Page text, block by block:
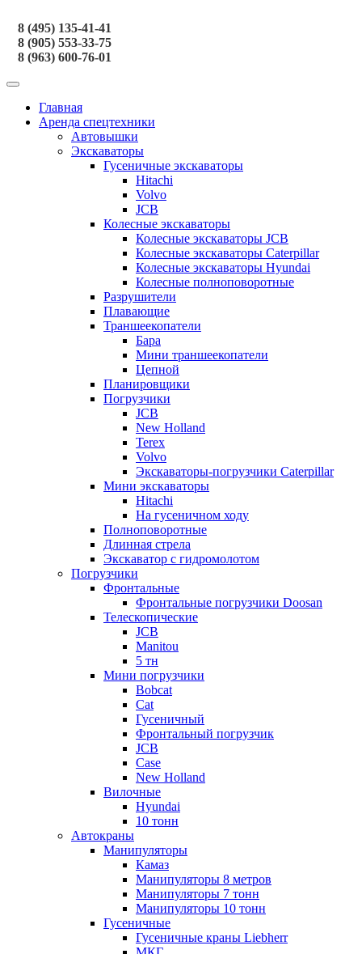
8 (495) 135-41-41
8 (905) 553-33-75
8 (963) 600-76-01
Главная
Аренда спецтехники
Автовышки
Экскаваторы
Гусеничные экскаваторы
Hitachi
Volvo
JCB
Колесные экскаваторы
Колесные экскаваторы JCB
Колесные экскаваторы Caterpillar
Колесные экскаваторы Hyundai
Колесные полноповоротные
Разрушители
Плавающие
Траншеекопатели
Бара
Мини траншеекопатели
Цепной
Планировщики
Погрузчики
JCB
New Holland
Terex
Volvo
Экскаваторы-погрузчики Caterpillar
Мини экскаваторы
Hitachi
На гусеничном ходу
Полноповоротные
Длинная стрела
Экскаватор с гидромолотом
Погрузчики
Фронтальные
Фронтальные погрузчики Doosan
Телескопические
JCB
Manitou
5 тн
Мини погрузчики
Bobcat
Cat
Гусеничный
Фронтальный погрузчик
JCB
Case
New Holland
Вилочные
Hyundai
10 тонн
Автокраны
Манипуляторы
Камаз
Манипуляторы 8 метров
Манипуляторы 7 тонн
Манипуляторы 10 тонн
Гусеничные
Гусеничные краны Liebherr